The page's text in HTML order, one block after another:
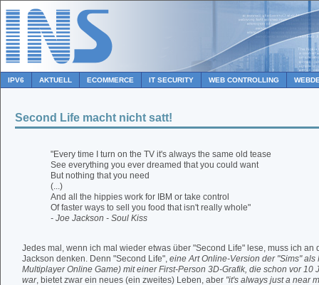
IPV6 AKTUELL ECOMMERCE IT SECURITY WEB CONTROLLING
Second Life macht nicht satt!
"Every time I turn on the TV it's always the same old tease
See everything you ever dreamed that you could want
But nothing that you need
(...)
And all the hippies work for IBM or take control
Of faster ways to sell you food that isn't really whole"
- Joe Jackson - Soul Kiss
Jedes mal, wenn ich mal wieder etwas über "Second Life" lese, muss ich an
Jackson denken. Denn "Second Life", eine Art Online-Version der "Sims" als
Multiplayer Online Game) mit einer First-Person 3D-Grafik, die schon vor 10
war, bietet zwar ein neues (ein zweites) Leben, aber "it's always just a near